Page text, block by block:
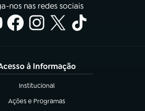
nos nas redes sociais
à Informação
Institucional
(abre em nova aba)
Ações e Programas
(abre em nova aba)